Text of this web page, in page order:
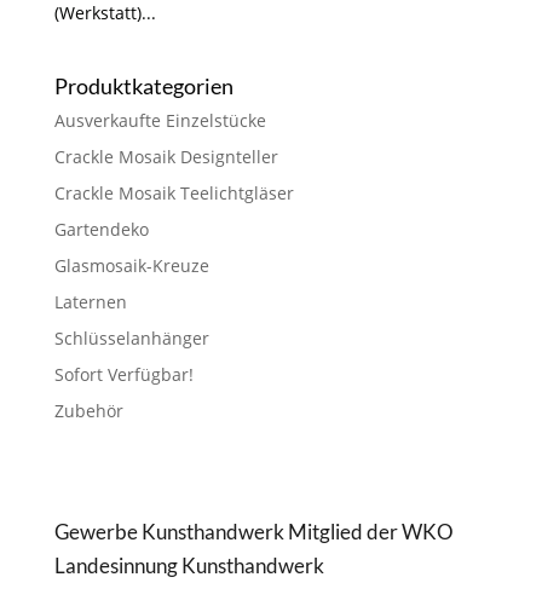
(Werkstatt)...
Produktkategorien
Ausverkaufte Einzelstücke
Crackle Mosaik Designteller
Crackle Mosaik Teelichtgläser
Gartendeko
Glasmosaik-Kreuze
Laternen
Schlüsselanhänger
Sofort Verfügbar!
Zubehör
Gewerbe Kunsthandwerk Mitglied der WKO
Landesinnung Kunsthandwerk